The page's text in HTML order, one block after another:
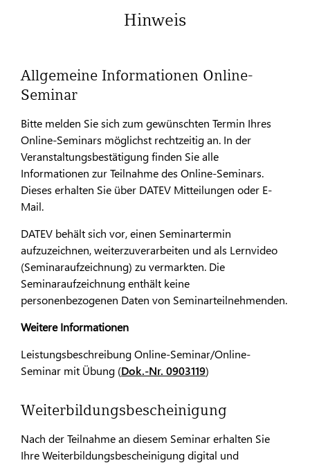
Hinweis
Allgemeine Informationen Online-
Seminar
Bitte melden Sie sich zum gewünschten Termin Ihres
Online-Seminars möglichst rechtzeitig an. In der
Veranstaltungsbestätigung finden Sie alle
Informationen zur Teilnahme des Online-Seminars.
Dieses erhalten Sie über DATEV Mitteilungen oder E-
Mail.
DATEV behält sich vor, einen Seminartermin
aufzuzeichnen, weiterzuverarbeiten und als Lernvideo
(Seminaraufzeichnung) zu vermarkten. Die
Seminaraufzeichnung enthält keine
personenbezogenen Daten von Seminarteilnehmenden.
Weitere Informationen
Leistungsbeschreibung Online-Seminar/Online-
Seminar mit Übung (Dok.-Nr. 0903119)
Weiterbildungsbescheinigung
Nach der Teilnahme an diesem Seminar erhalten Sie
Ihre Weiterbildungsbescheinigung digital und